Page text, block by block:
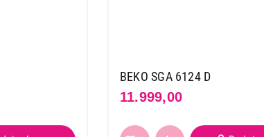
BEKO SGA 6124 D
11.999,00